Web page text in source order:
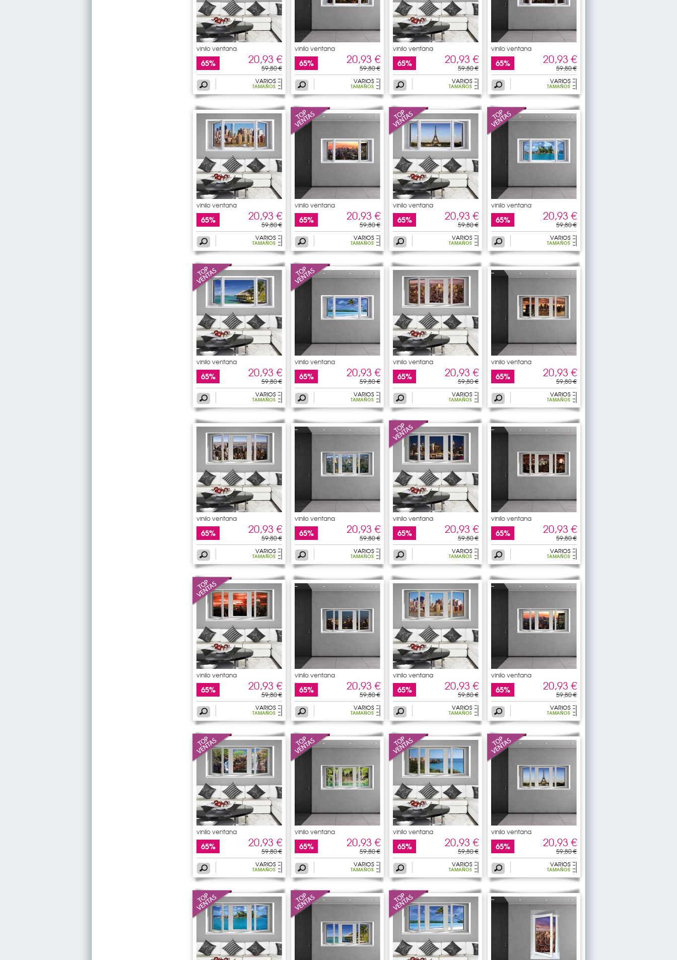
vinilo ventana
65% 20,93 €
59,80 €
VARIOS
TAMAÑOS
vinilo ventana
65% 20,93 €
59,80 €
VARIOS
TAMAÑOS
vinilo ventana
65% 20,93 €
59,80 €
VARIOS
TAMAÑOS
vinilo ventana
65% 20,93 €
59,80 €
VARIOS
TAMAÑOS
vinilo ventana
65% 20,93 €
59,80 €
VARIOS
TAMAÑOS
vinilo ventana
65% 20,93 €
59,80 €
VARIOS
TAMAÑOS
vinilo ventana
65% 20,93 €
59,80 €
VARIOS
TAMAÑOS
vinilo ventana
65% 20,93 €
59,80 €
VARIOS
TAMAÑOS
vinilo ventana
65% 20,93 €
59,80 €
VARIOS
TAMAÑOS
vinilo ventana
65% 20,93 €
59,80 €
VARIOS
TAMAÑOS
vinilo ventana
65% 20,93 €
59,80 €
VARIOS
TAMAÑOS
vinilo ventana
65% 20,93 €
59,80 €
VARIOS
TAMAÑOS
vinilo ventana
65% 20,93 €
59,80 €
VARIOS
TAMAÑOS
vinilo ventana
65% 20,93 €
59,80 €
VARIOS
TAMAÑOS
vinilo ventana
65% 20,93 €
59,80 €
VARIOS
TAMAÑOS
vinilo ventana
65% 20,93 €
59,80 €
VARIOS
TAMAÑOS
vinilo ventana
65% 20,93 €
59,80 €
VARIOS
TAMAÑOS
vinilo ventana
65% 20,93 €
59,80 €
VARIOS
TAMAÑOS
vinilo ventana
65% 20,93 €
59,80 €
VARIOS
TAMAÑOS
vinilo ventana
65% 20,93 €
59,80 €
VARIOS
TAMAÑOS
vinilo ventana
65% 20,93 €
59,80 €
VARIOS
TAMAÑOS
vinilo ventana
65% 20,93 €
59,80 €
VARIOS
TAMAÑOS
vinilo ventana
65% 20,93 €
59,80 €
VARIOS
TAMAÑOS
vinilo ventana
65% 20,93 €
59,80 €
VARIOS
TAMAÑOS